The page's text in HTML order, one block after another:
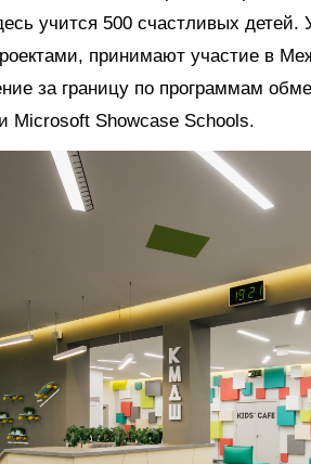
учится 500 счастливых
принимают участие в
за границу по программам
Microsoft Showcase Schools.